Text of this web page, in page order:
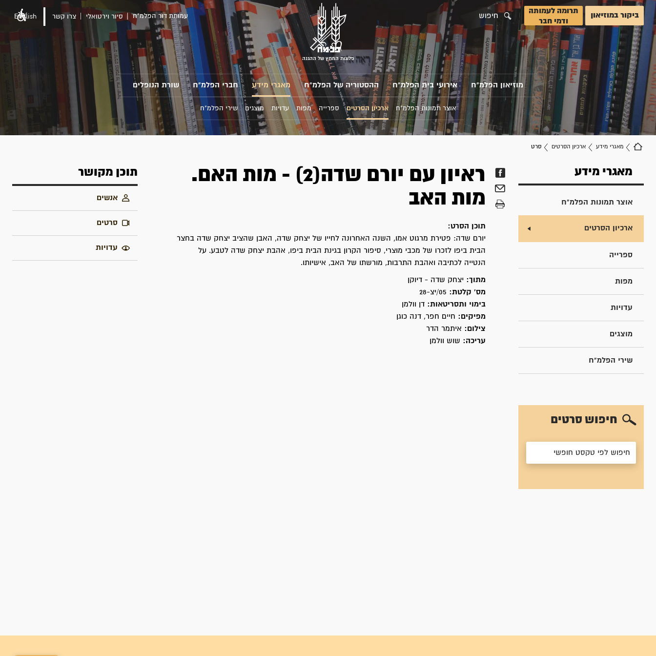
ביקור במוזיאון
תרומה לעמותה
ודמי חבר
חיפוש
פלוגות המחץ של ההגנה
עמותת דור הפלמ"ח סיור וירטואלי צרו קשר English
מוזיאון הפלמ"ח אירועי בית הפלמ"ח ההסטוריה של הפלמ"ח מאגרי מידע חברי הפלמ"ח שורת הנופלים
אוצר תמונות הפלמ"ח ארכיון הסרטים ספרייה מפות עדויות מוצגים שירי הפלמ"ח
מאגרי מידע ארכיון הסרטים סרט
מאגרי מידע
אוצר תמונות הפלמ"ח
ארכיון הסרטים
ספרייה
מפות
עדויות
מוצגים
שירי הפלמ"ח
חיפוש סרטים
ראיון עם יורם שדה(2) - מות האם.
מות האב
תוכן הסרט:
יורם שדה: פטירת מרגוט אמו, השנה האחרונה לחייו של יצחק שדה, האבן שהציב יצחק שדה בחצר
הבית ביפו לזכרו של מכבי מוצרי, סיפור הקרון בגינת הבית ביפו, אהבת יצחק שדה לטבע. על
הנטייה לכתיבה ואהבת התרבות, מורשתו של האב, אישיותו.
מתוך: יצחק שדה - דיוקן
מס' קלטת:
בימוי ותסריטאות: דן וולמן
מפיקים: חיים חפר, דנה כוגן
צילום: איתמר הדר
עריכה: שוש וולמן
תוכן מקושר
אנשים
סרטים
עדויות